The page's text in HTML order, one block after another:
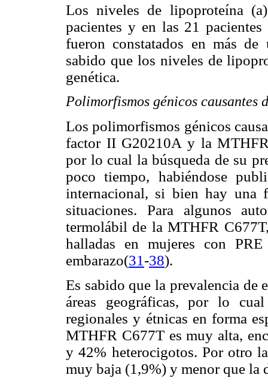
Los niveles de lipoproteína
pacientes y en las 21
fueron constatados en más
sabido que los niveles de
genética.
Polimorfismos génicos causantes
Los polimorfismos génicos
factor II G20210A y la
por lo cual la búsqueda de su
poco tiempo, habiéndose
internacional, si bien hay una
situaciones. Para algunos
termolábil de la MTHFR
halladas en mujeres con
embarazo(31 -38).
Es sabido que la prevalencia de
áreas geográficas, por lo
regionales y étnicas en forma
MTHFR C677T es muy alta,
y 42% heterocigotos. Por otro
muy baja (1,9%) y menor que